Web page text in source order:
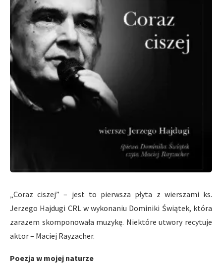
„Coraz ciszej” – jest to pierwsza płyta z wierszami ks.
Jerzego Hajdugi CRL w wykonaniu Dominiki Świątek, która
zarazem skomponowała muzykę. Niektóre utwory recytuje
aktor – Maciej Rayzacher.
Poezja w mojej naturze